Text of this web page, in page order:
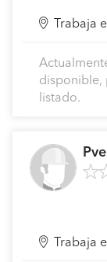
Trabaja
disponible,
listado.
Trabaja